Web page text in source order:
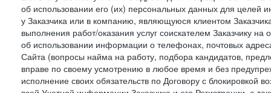
об использовании его (их) персональных данных для целей
у Заказчика или в компанию, являющуюся клиентом
выполнения работ/оказания услуг соискателем Заказчику
об использовании информации о телефонах, почтовых
Сайта (вопросы найма на работу, подбора кандидатов,
вправе по своему усмотрению в любое время и без
исполнение своих обязательств по Договору с блокировкой